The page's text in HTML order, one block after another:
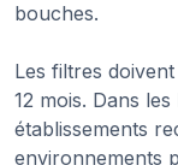
bouches.
Les filtres
12 mois. Dans
établissements
environnements